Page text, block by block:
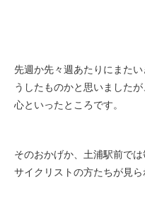
店舗ブログ
先週か先々週あたりにまた
うしたものかと思いました
心といったところです。
そのおかげか、土浦駅前で
サイクリストの方たちが見ら